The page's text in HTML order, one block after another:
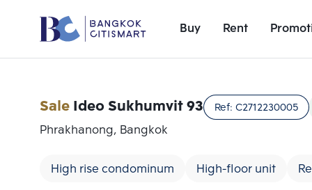
Buy Rent
SaleIdeo Sukhumvit 93 Ref: C2712230005
Phrakhanong, Bangkok
High rise condominum High-floor unit